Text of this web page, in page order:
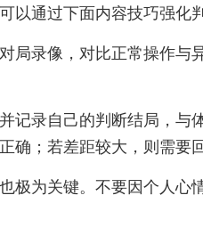
以通过下面内容技巧强化
局录像，对比正常操作与
记录自己的判断结局，与
确；若差距较大，则需要
极为关键。不要因个人心